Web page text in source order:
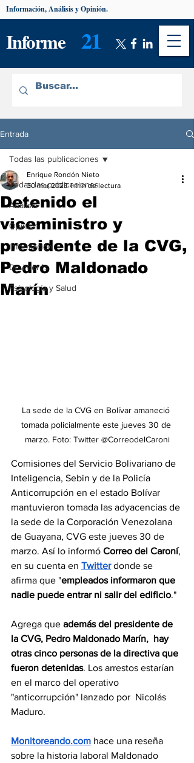
Informe 21
Información, Análisis y Opinión.
Entrada
Todas las publicaciones
Análisis
Opinión
Información
De interés
Psicología y Salud
Todas las publicaciones
Detenido el
viceministro y
presidente de la CVG,
Pedro Maldonado
Marín
Enrique Rondón Nieto
30 mar 2023 1 min de lectura
La sede de la CVG en Bolívar amaneció
tomada policialmente este jueves 30 de
marzo. Foto: Twitter @CorreodelCaroni
Comisiones del Servicio Bolivariano de
Inteligencia, Sebin y de la Policía
Anticorrupción en el estado Bolívar
mantuvieron tomada las adyacencias de
la sede de la Corporación Venezolana
de Guayana, CVG este jueves 30 de
marzo. Así lo informó Correo del Caroní,
en su cuenta en Twitter donde se
afirma que "empleados informaron que
nadie puede entrar ni salir del edificio."
Agrega que además del presidente de
la CVG, Pedro Maldonado Marín,  hay
otras cinco personas de la directiva que
fueron detenidas. Los arrestos estarían
en el marco del operativo
"anticorrupción" lanzado por  Nicolás
Maduro.
Monitoreando.com hace una reseña
sobre la historia laboral Maldonado